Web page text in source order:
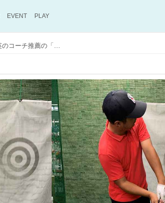
EVENT PLAY
スライス連発のゴルファー必見！ 松田鈴英のコーチ推薦の「ルックアップ打法」を試してみた